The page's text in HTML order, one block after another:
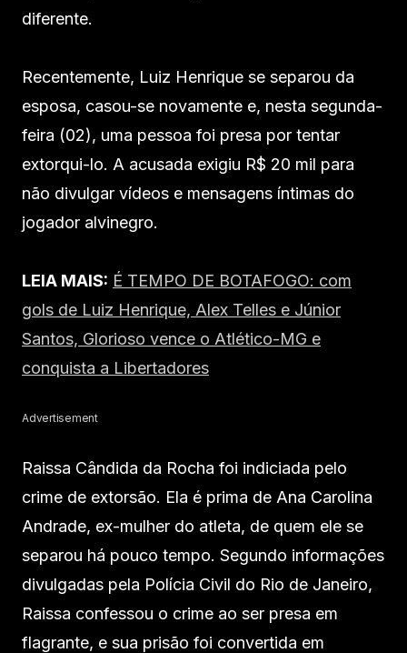
diferente.
Recentemente, Luiz Henrique se separou da
esposa, casou-se novamente e, nesta segunda-
feira (02), uma pessoa foi presa por tentar
extorqui-lo. A acusada exigiu R$ 20 mil para
não divulgar vídeos e mensagens íntimas do
jogador alvinegro.
LEIA MAIS: É TEMPO DE BOTAFOGO: com
gols de Luiz Henrique, Alex Telles e Júnior
Santos, Glorioso vence o Atlético-MG e
conquista a Libertadores
Advertisement
Raissa Cândida da Rocha foi indiciada pelo
crime de extorsão. Ela é prima de Ana Carolina
Andrade, ex-mulher do atleta, de quem ele se
separou há pouco tempo. Segundo informações
divulgadas pela Polícia Civil do Rio de Janeiro,
Raissa confessou o crime ao ser presa em
flagrante, e sua prisão foi convertida em